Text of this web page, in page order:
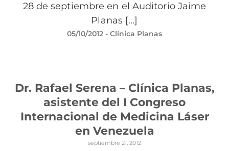
28 de septiembre en el Auditorio Jaime
Planas [...]
05/10/2012 - Clínica Planas
Dr. Rafael Serena – Clínica Planas,
asistente del I Congreso
Internacional de Medicina Láser
en Venezuela
septiembre 21, 2012